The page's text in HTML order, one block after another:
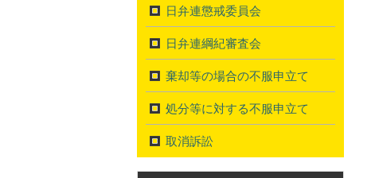
日弁連懲戒委員会
日弁連綱紀審査会
棄却等の場合の不服申立て
処分等に対する不服申立て
取消訴訟